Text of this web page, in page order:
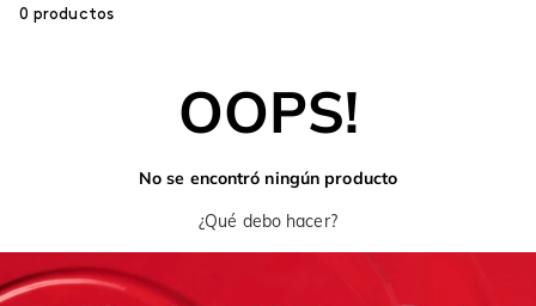
0 productos
OOPS!
No se encontró ningún producto
¿Qué debo hacer?